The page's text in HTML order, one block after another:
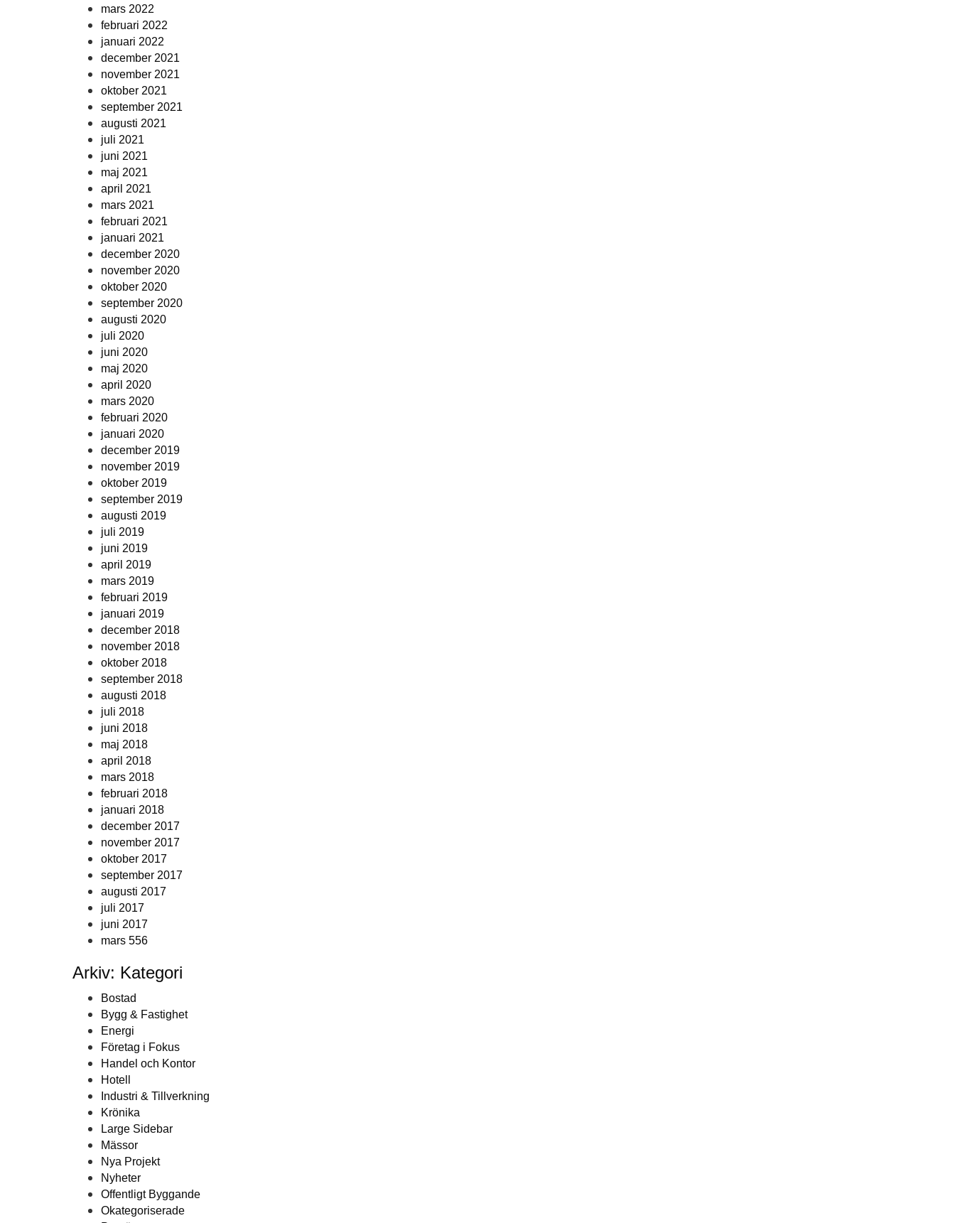
mars 2022
februari 2022
januari 2022
december 2021
november 2021
oktober 2021
september 2021
augusti 2021
juli 2021
juni 2021
maj 2021
april 2021
mars 2021
februari 2021
januari 2021
december 2020
november 2020
oktober 2020
september 2020
augusti 2020
juli 2020
juni 2020
maj 2020
april 2020
mars 2020
februari 2020
januari 2020
december 2019
november 2019
oktober 2019
september 2019
augusti 2019
juli 2019
juni 2019
april 2019
mars 2019
februari 2019
januari 2019
december 2018
november 2018
oktober 2018
september 2018
augusti 2018
juli 2018
juni 2018
maj 2018
april 2018
mars 2018
februari 2018
januari 2018
december 2017
november 2017
oktober 2017
september 2017
augusti 2017
juli 2017
juni 2017
mars 556
Arkiv: Kategori
Bostad
Bygg & Fastighet
Energi
Företag i Fokus
Handel och Kontor
Hotell
Industri & Tillverkning
Krönika
Large Sidebar
Mässor
Nya Projekt
Nyheter
Offentligt Byggande
Okategoriserade